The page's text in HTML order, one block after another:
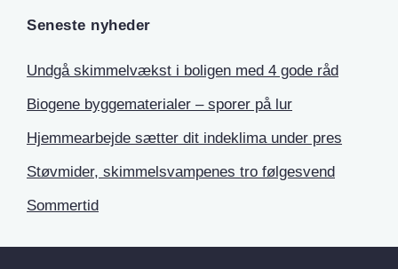
Seneste nyheder
Undgå skimmelvækst i boligen med 4 gode råd
Biogene byggematerialer – sporer på lur
Hjemmearbejde sætter dit indeklima under pres
Støvmider, skimmelsvampenes tro følgesvend
Sommertid